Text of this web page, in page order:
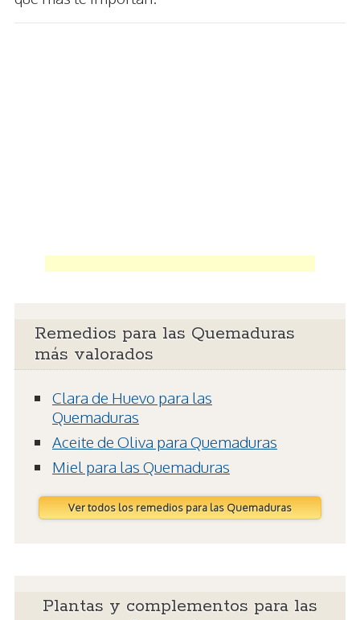
Remedios para las Quemaduras
más valorados
Clara de Huevo para las
Quemaduras
Aceite de Oliva para Quemaduras
Miel para las Quemaduras
Ver todos los remedios para las Quemaduras
Plantas y complementos para las